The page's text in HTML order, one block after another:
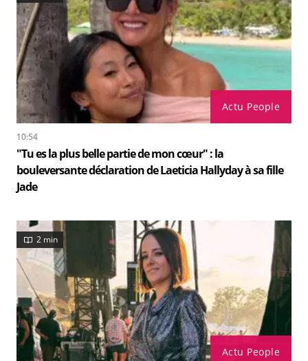
Actu People
10:54
"Tu es la plus belle partie de mon cœur" : la
bouleversante déclaration de Laeticia Hallyday à sa fille
Jade
Actu People
2 min